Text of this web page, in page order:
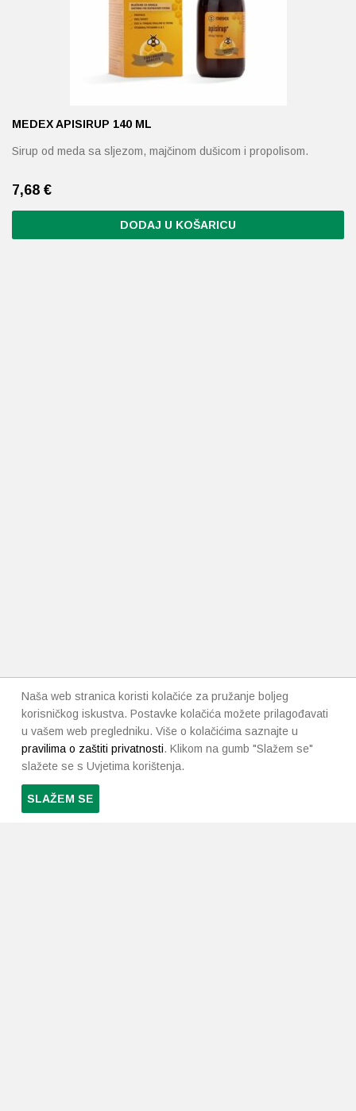
MEDEX APISIRUP 140 ML
Sirup od meda sa sljezom, majčinom dušicom i propolisom.
7,68 €
DODAJ U KOŠARICU
Naša web stranica koristi kolačiće za pružanje boljeg
korisničkog iskustva. Postavke kolačića možete prilagođavati
u vašem web pregledniku. Više o kolačićima saznajte u
pravilima o zaštiti privatnosti. Klikom na gumb "Slažem se"
slažete se s Uvjetima korištenja.
SLAŽEM SE